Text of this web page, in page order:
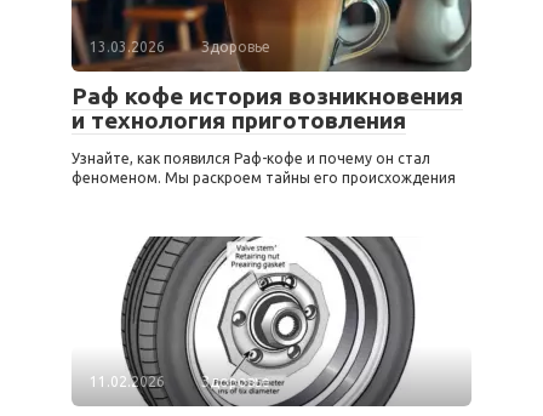
13.03.2026 Здоровье
Раф кофе история возникновения
и технология приготовления
Узнайте, как появился Раф-кофе и почему он стал
феноменом. Мы раскроем тайны его происхождения
11.02.2026 Здоровье